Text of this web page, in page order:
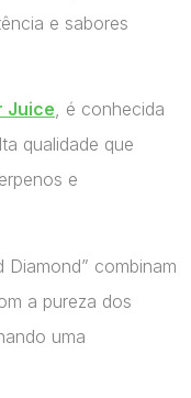
e sabores
Juice, é conhecida
qualidade que
e
Diamond” combinam
a pureza dos
uma